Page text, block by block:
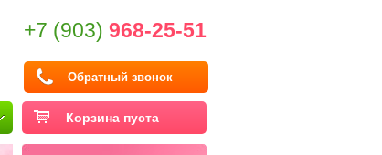
+7 (903) 968-25-51
Обратный звонок
Корзина пуста